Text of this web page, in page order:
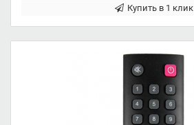
Купить в 1 клик